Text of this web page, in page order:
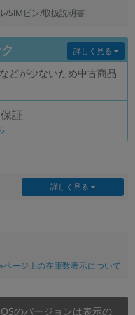
/SIMピン/取扱説明書
どが少ないため中古商品
詳しく見る
証
詳しく見る
ページ上の在庫数表示について
のバージョンは表示の